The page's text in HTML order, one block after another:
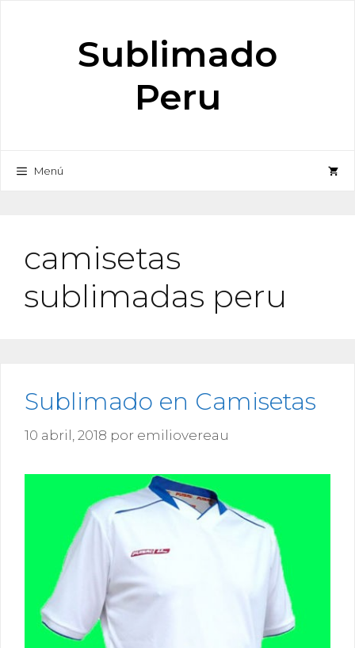
Sublimado
Peru
Menú
camisetas
sublimadas peru
Sublimado en Camisetas
10 abril, 2018 por emiliovereau